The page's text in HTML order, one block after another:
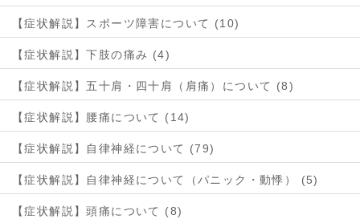
【症状解説】スポーツ障害について (10)
【症状解説】下肢の痛み (4)
【症状解説】五十肩・四十肩（肩痛）について (8)
【症状解説】腰痛について (14)
【症状解説】自律神経について (79)
【症状解説】自律神経について（パニック・動悸） (5)
【症状解説】頭痛について (8)